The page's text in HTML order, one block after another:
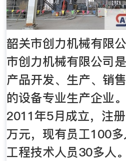
韶关市创力机械有限
市创力机械有限公司
产品开发、生产、销
的设备专业生产企业
2011年5月成立，注
万元，现有员工100
工程技术人员30多人